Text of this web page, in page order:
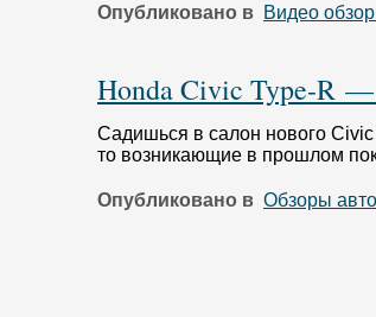
Опубликовано в Видео
Honda Civic Type-R —
Садишься в салон нового
то возникающие в прошлом
Опубликовано в Обзоры авто